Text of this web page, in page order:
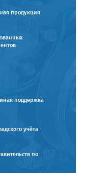
продукция
поддержка
учёта
по